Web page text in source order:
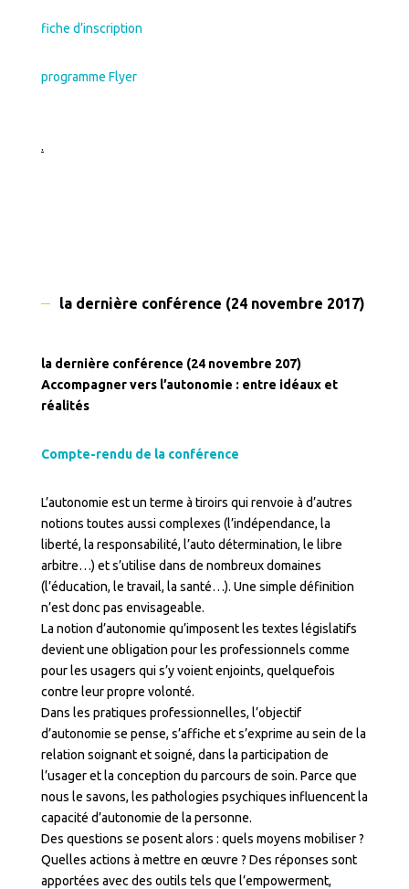
fiche d’inscription
programme Flyer
.
la dernière conférence (24 novembre 2017)
la dernière conférence (24 novembre 207)
Accompagner vers l’autonomie : entre idéaux et
réalités
Compte-rendu de la conférence
L’autonomie est un terme à tiroirs qui renvoie à d’autres
notions toutes aussi complexes (l’indépendance, la
liberté, la responsabilité, l’auto détermination, le libre
arbitre…) et s’utilise dans de nombreux domaines
(l’éducation, le travail, la santé…). Une simple définition
n’est donc pas envisageable.
La notion d’autonomie qu’imposent les textes législatifs
devient une obligation pour les professionnels comme
pour les usagers qui s’y voient enjoints, quelquefois
contre leur propre volonté.
Dans les pratiques professionnelles, l’objectif
d’autonomie se pense, s’affiche et s’exprime au sein de la
relation soignant et soigné, dans la participation de
l’usager et la conception du parcours de soin. Parce que
nous le savons, les pathologies psychiques influencent la
capacité d’autonomie de la personne.
Des questions se posent alors : quels moyens mobiliser ?
Quelles actions à mettre en œuvre ? Des réponses sont
apportées avec des outils tels que l’empowerment,